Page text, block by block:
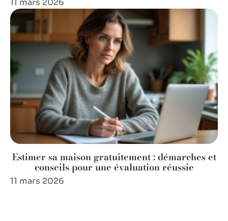
Estimer sa maison gratuitement : démarches et
conseils pour une évaluation réussie
11 mars 2026